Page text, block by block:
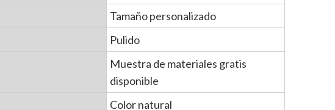
Tamaño personalizado
Pulido
Muestra de materiales gratis
disponible
Color natural